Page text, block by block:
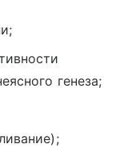
генеза;